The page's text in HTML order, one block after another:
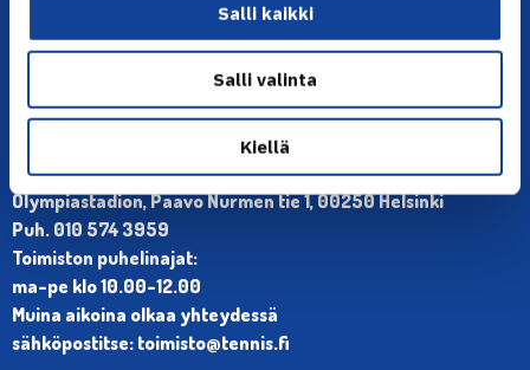
Salli kaikki
Salli valinta
Kiellä
Olympiastadion, Paavo Nurmen tie 1, 00250 Helsinki
Puh. 010 574 3959
Toimiston puhelinajat:
ma-pe klo 10.00-12.00
Muina aikoina olkaa yhteydessä
sähköpostitse: toimisto@tennis.fi